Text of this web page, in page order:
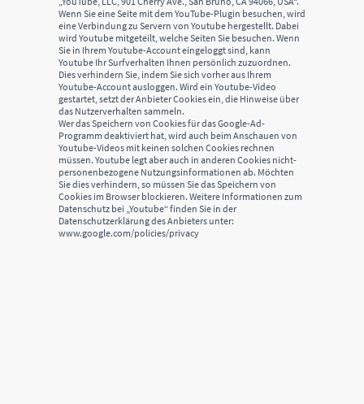
Wenn Sie eine Seite mit dem YouTube-Plugin besuchen, wird
eine Verbindung zu Servern von Youtube hergestellt. Dabei
wird Youtube mitgeteilt, welche Seiten Sie besuchen. Wenn
Sie in Ihrem Youtube-Account eingeloggt sind, kann
Youtube Ihr Surfverhalten Ihnen persönlich zuzuordnen.
Dies verhindern Sie, indem Sie sich vorher aus Ihrem
Youtube-Account ausloggen. Wird ein Youtube-Video
gestartet, setzt der Anbieter Cookies ein, die Hinweise über
das Nutzerverhalten sammeln.
Wer das Speichern von Cookies für das Google-Ad-
Programm deaktiviert hat, wird auch beim Anschauen von
Youtube-Videos mit keinen solchen Cookies rechnen
müssen. Youtube legt aber auch in anderen Cookies nicht-
personenbezogene Nutzungsinformationen ab. Möchten
Sie dies verhindern, so müssen Sie das Speichern von
Cookies im Browser blockieren. Weitere Informationen zum
Datenschutz bei „Youtube“ finden Sie in der
Datenschutzerklärung des Anbieters unter:
www.google.com/policies/privacy